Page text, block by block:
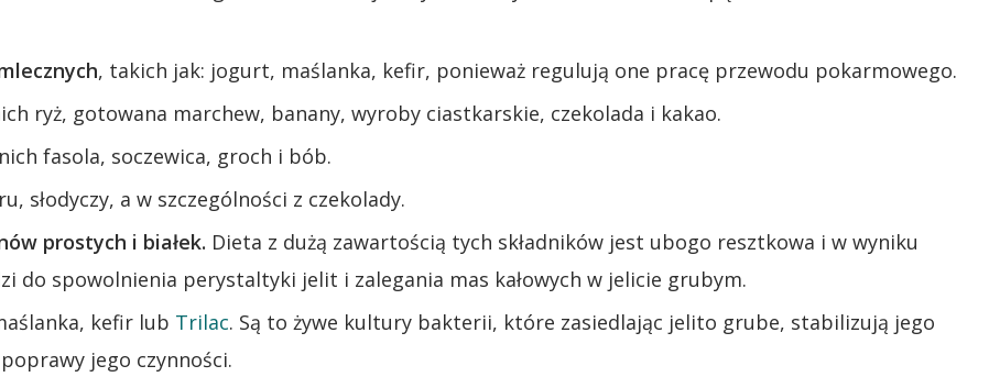
, takich jak: jogurt, maślanka, kefir, ponieważ regulują one pracę przewodu pokarmowego.
ryż, gotowana marchew, banany, wyroby ciastkarskie, czekolada i kakao.
fasola, soczewica, groch i bób.
słodyczy, a w szczególności z czekolady.
prostych i białek. Dieta z dużą zawartością tych składników jest ubogo resztkowa i w wyniku
do spowolnienia perystaltyki jelit i zalegania mas kałowych w jelicie grubym.
kefir lub Trilac. Są to żywe kultury bakterii, które zasiedlając jelito grube, stabilizują jego
jego czynności.